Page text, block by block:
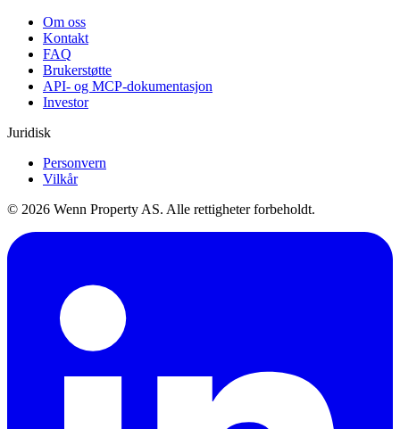
Om oss
Kontakt
FAQ
Brukerstøtte
API- og MCP-dokumentasjon
Investor
Juridisk
Personvern
Vilkår
© 2026 Wenn Property AS. Alle rettigheter forbeholdt.